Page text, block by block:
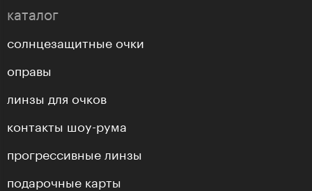
каталог
солнцезащитные очки
оправы
линзы для очков
контакты шоу-рума
прогрессивные линзы
подарочные карты